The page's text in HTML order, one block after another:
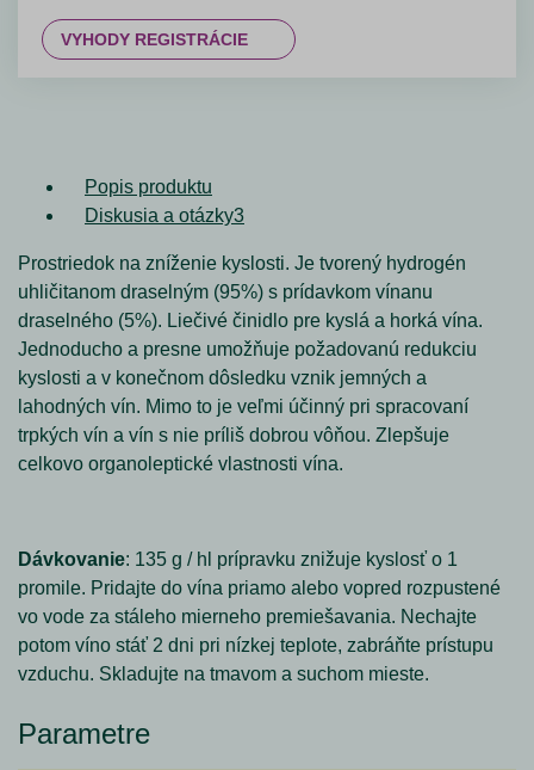
VYHODY REGISTRÁCIE
Popis produktu
Diskusia a otázky3
Prostriedok na zníženie kyslosti. Je tvorený hydrogén
uhličitanom draselným (95%) s prídavkom vínanu
draselného (5%). Liečivé činidlo pre kyslá a horká vína.
Jednoducho a presne umožňuje požadovanú redukciu
kyslosti a v konečnom dôsledku vznik jemných a
lahodných vín. Mimo to je veľmi účinný pri spracovaní
trpkých vín a vín s nie príliš dobrou vôňou. Zlepšuje
celkovo organoleptické vlastnosti vína.
Dávkovanie: 135 g / hl prípravku znižuje kyslosť o 1
promile. Pridajte do vína priamo alebo vopred rozpustené
vo vode za stáleho mierneho premiešavania. Nechajte
potom víno stáť 2 dni pri nízkej teplote, zabráňte prístupu
vzduchu. Skladujte na tmavom a suchom mieste.
Parametre